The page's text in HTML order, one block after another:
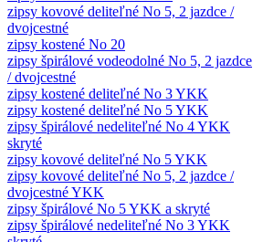
zipsy kovové deliteľné No 5, 2 jazdce /
dvojcestné
zipsy kostené No 20
zipsy špirálové vodeodolné No 5, 2 jazdce
/ dvojcestné
zipsy kostené deliteľné No 3 YKK
zipsy kostené deliteľné No 5 YKK
zipsy špirálové nedeliteľné No 4 YKK
skryté
zipsy kovové deliteľné No 5 YKK
zipsy kovové deliteľné No 5, 2 jazdce /
dvojcestné YKK
zipsy špirálové No 5 YKK a skryté
zipsy špirálové nedeliteľné No 3 YKK